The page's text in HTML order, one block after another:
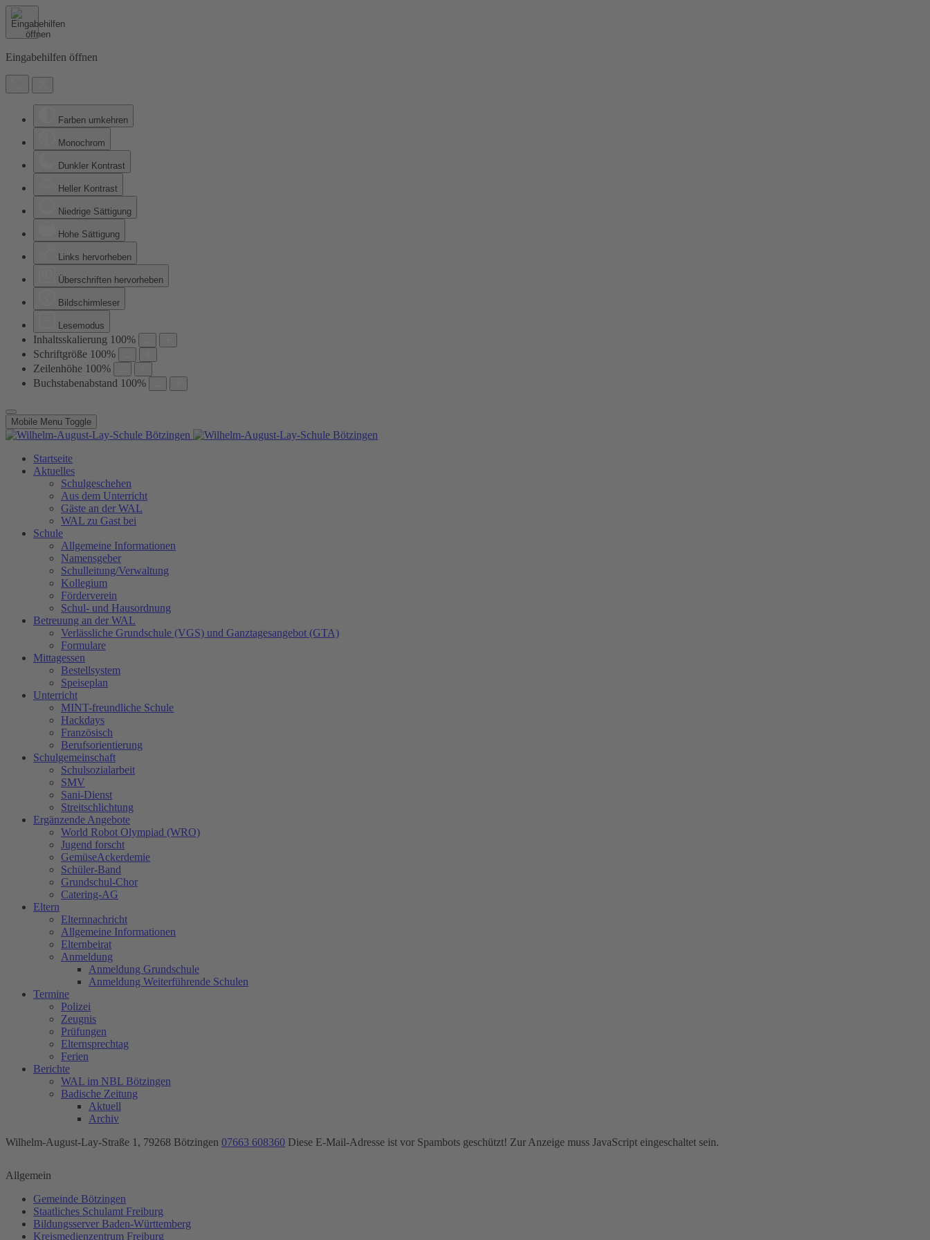
Eingabehilfen öffnen
Farben umkehren
Monochrom
Dunkler Kontrast
Heller Kontrast
Niedrige Sättigung
Hohe Sättigung
Links hervorheben
Überschriften hervorheben
Bildschirmleser
Lesemodus
Inhaltsskalierung 100%
Schriftgröße 100%
Zeilenhöhe 100%
Buchstabenabstand 100%
Mobile Menu Toggle
Startseite
Aktuelles
Schulgeschehen
Aus dem Unterricht
Gäste an der WAL
WAL zu Gast bei
Schule
Allgemeine Informationen
Namensgeber
Schulleitung/Verwaltung
Kollegium
Förderverein
Schul- und Hausordnung
Betreuung an der WAL
Verlässliche Grundschule (VGS) und Ganztagesangebot (GTA)
Formulare
Mittagessen
Bestellsystem
Speiseplan
Unterricht
MINT-freundliche Schule
Hackdays
Französisch
Berufsorientierung
Schulgemeinschaft
Schulsozialarbeit
SMV
Sani-Dienst
Streitschlichtung
Ergänzende Angebote
World Robot Olympiad (WRO)
Jugend forscht
GemüseAckerdemie
Schüler-Band
Grundschul-Chor
Catering-AG
Eltern
Elternnachricht
Allgemeine Informationen
Elternbeirat
Anmeldung
Anmeldung Grundschule
Anmeldung Weiterführende Schulen
Termine
Polizei
Zeugnis
Prüfungen
Elternsprechtag
Ferien
Berichte
WAL im NBL Bötzingen
Badische Zeitung
Aktuell
Archiv
Wilhelm-August-Lay-Straße 1, 79268 Bötzingen 07663 608360 Diese E-Mail-Adresse ist vor Spambots geschützt! Zur Anzeige muss JavaScript eingeschaltet sein.
Allgemein
Gemeinde Bötzingen
Staatliches Schulamt Freiburg
Bildungsserver Baden-Württemberg
Kreismedienzentrum Freiburg